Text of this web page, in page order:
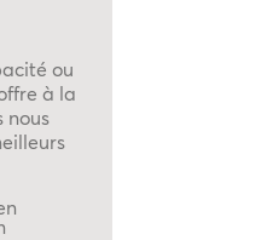
ou
à la
nous